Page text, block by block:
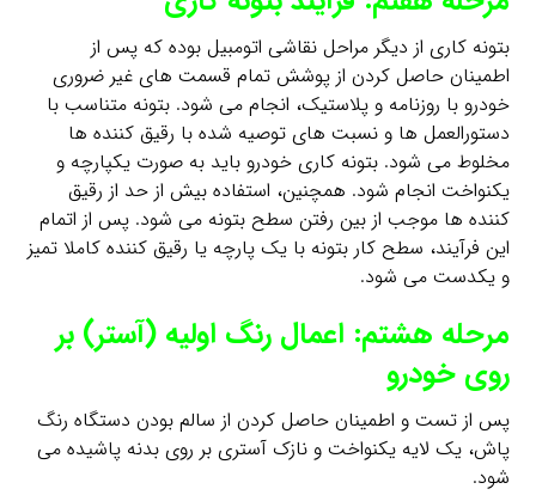
بتونه کاری از دیگر مراحل نقاشی اتومبیل بوده که پس از
اطمینان حاصل کردن از پوشش تمام قسمت های غیر ضروری
خودرو با روزنامه و پلاستیک، انجام می شود. بتونه متناسب با
دستورالعمل ها و نسبت های توصیه شده با رقیق کننده ها
مخلوط می شود. بتونه کاری خودرو باید به صورت یکپارچه و
یکنواخت انجام شود. همچنین، استفاده بیش از حد از رقیق
کننده ها موجب از بین رفتن سطح بتونه می شود. پس از اتمام
این فرآیند، سطح کار بتونه با یک پارچه یا رقیق کننده کاملا تمیز
و یکدست می شود.
مرحله هشتم: اعمال رنگ اولیه (آستر) بر
روی خودرو
پس از تست و اطمینان حاصل کردن از سالم بودن دستگاه رنگ
پاش، یک لایه یکنواخت و نازک آستری بر روی بدنه پاشیده می
شود.